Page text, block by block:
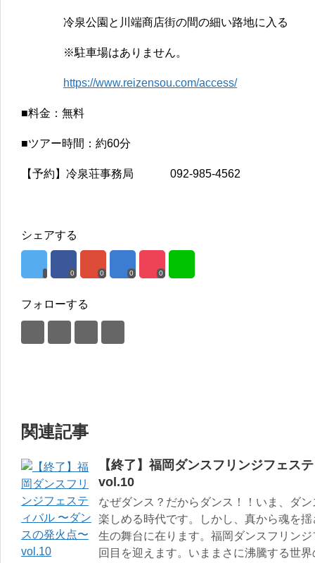
冷泉公園と川端商店街の間の細い路地に入る
※駐車場はありません。
https://www.reizensou.com/access/
■料金：無料
■ツアー時間：約60分
【予約】冷泉荘事務局 092-985-4562
シェアする
0 0 0 0
フォローする
関連記事
【終了】福岡ダンスフリンジフェス
vol.10
なぜダンス？だからダンス！！いま、ダ
楽しめる時代です。しかし、真から魂を
生の舞台に在ります。福岡ダンスフリン
回目を迎えます。いままさに沸騰する世